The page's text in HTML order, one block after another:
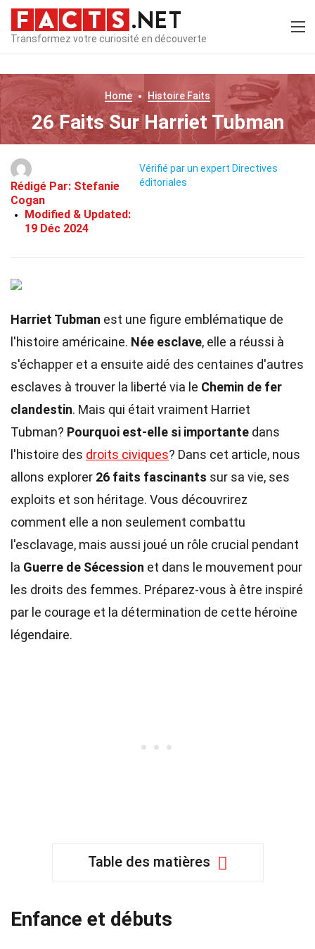
Transformez votre curiosité en découverte
Home Histoire Faits
26 Faits Sur Harriet Tubman
Rédigé Par: Stefanie
Cogan
Modified & Updated:
19 Déc 2024
Vérifié par un expert Directives
éditoriales
Harriet Tubman est une figure emblématique de
l'histoire américaine. Née esclave, elle a réussi à
s'échapper et a ensuite aidé des centaines d'autres
esclaves à trouver la liberté via le Chemin de fer
clandestin. Mais qui était vraiment Harriet
Tubman? Pourquoi est-elle si importante dans
l'histoire des droits civiques? Dans cet article, nous
allons explorer 26 faits fascinants sur sa vie, ses
exploits et son héritage. Vous découvrirez
comment elle a non seulement combattu
l'esclavage, mais aussi joué un rôle crucial pendant
la Guerre de Sécession et dans le mouvement pour
les droits des femmes. Préparez-vous à être inspiré
par le courage et la détermination de cette héroïne
légendaire.
Table des matières
Enfance et débuts